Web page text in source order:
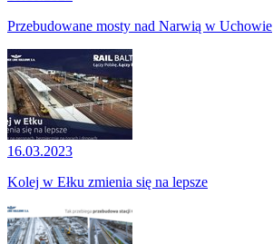
Przebudowane mosty nad Narwią w Uchowie
16.03.2023
Kolej w Ełku zmienia się na lepsze